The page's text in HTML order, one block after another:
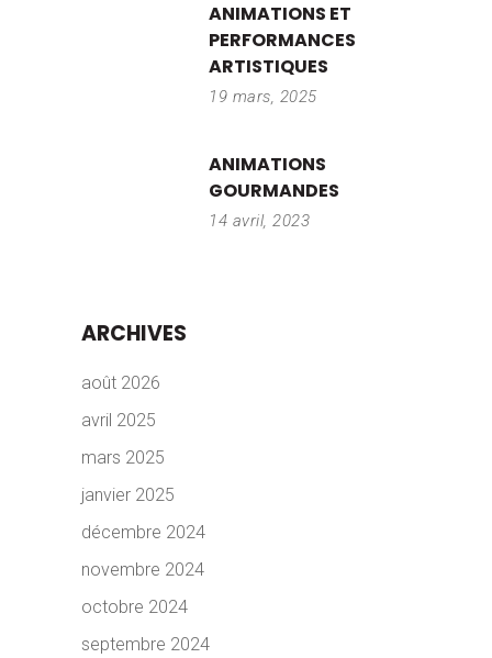
ANIMATIONS ET
PERFORMANCES
ARTISTIQUES
19 mars, 2025
ANIMATIONS
GOURMANDES
14 avril, 2023
ARCHIVES
août 2026
avril 2025
mars 2025
janvier 2025
décembre 2024
novembre 2024
octobre 2024
septembre 2024